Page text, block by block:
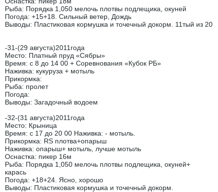
Рыба: Порядка 1,050 мелочь плотвы подлещика, окуней
Погода: +15+18. Сильный ветер, Дождь
Выводы: Пластиковая кормушка и точечный докорм. 11тый из 20
-31-(29 августа)2011года
Место: Платный пруд «Сябры»
Время: с 8 до 14 00 + Соревнования «Кубок РБ»
Наживка: кукуруза + мотыль
Прикормка:
Рыба: пролет
Погода:
Выводы: Загадочный водоем
-32-(31 августа)2011года
Место: Крыница
Время: с 17 до 20 00 Наживка: - мотыль.
Прикормка: RS плотва+опарыш
Наживка: опарыш+ мотыль, лучше мотыль
Оснастка: пикер 16м
Рыба: Порядка 1,050 мелочь плотвы подлещика, окуней+
карась
Погода: +18+24. Ясно, хорошо
Выводы: Пластиковая кормушка и точечный докорм.